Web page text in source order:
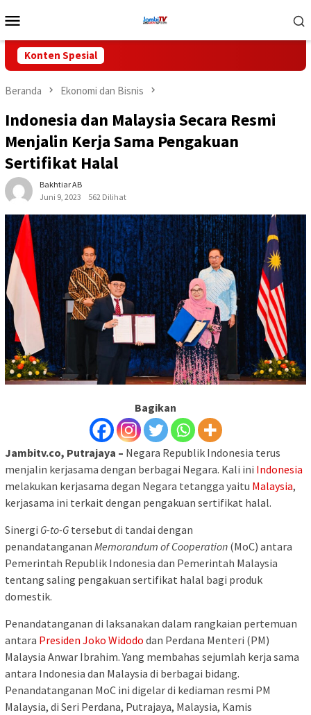
ke
Mobile
Konten Spesial
Beranda Ekonomi dan Bisnis
Indonesia dan Malaysia Secara Resmi
Menjalin Kerja Sama Pengakuan
Sertifikat Halal
Bakhtiar AB
Juni 9, 2023
562 Dilihat
Bagikan
Jambitv.co, Putrajaya – Negara Republik Indonesia terus
menjalin kerjasama dengan berbagai Negara. Kali ini Indonesia
melakukan kerjasama degan Negara tetangga yaitu Malaysia,
kerjasama ini terkait dengan pengakuan sertifikat halal.
Sinergi G-to-G tersebut di tandai dengan
penandatanganan Memorandum of Cooperation (MoC) antara
Pemerintah Republik Indonesia dan Pemerintah Malaysia
tentang saling pengakuan sertifikat halal bagi produk
domestik.
Penandatanganan di laksanakan dalam rangkaian pertemuan
antara Presiden Joko Widodo dan Perdana Menteri (PM)
Malaysia Anwar Ibrahim. Yang membahas sejumlah kerja sama
antara Indonesia dan Malaysia di berbagai bidang.
Penandatanganan MoC ini digelar di kediaman resmi PM
Malaysia, di Seri Perdana, Putrajaya, Malaysia, Kamis